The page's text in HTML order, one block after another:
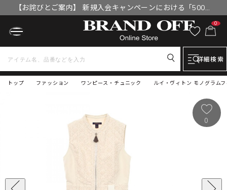
【お詫びとご案内】 新規入会キャンペーンにおける「500円
OFFクーポン」付与漏れと補填について
0
詳細検索
トップ ルイ・ヴィトン モノグラム
ファッション ワンピース・チュニック
0